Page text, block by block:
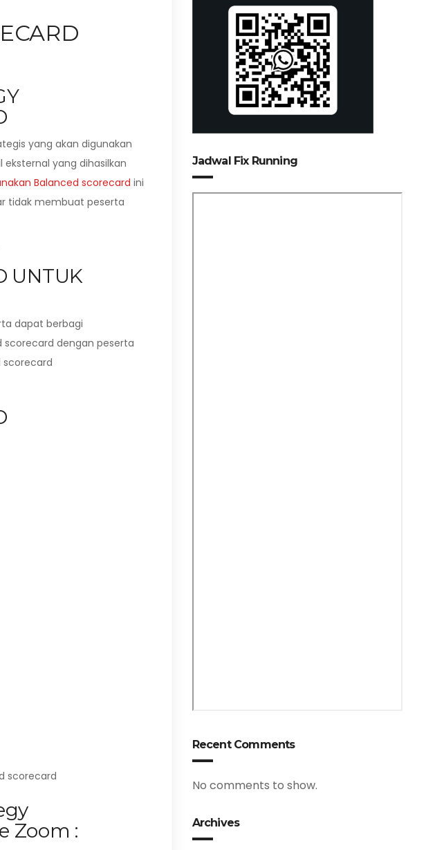
yang akan digunakan
yang dihasilkan
Balanced scorecard ini
tidak membuat peserta
UNTUK
dapat berbagi
dengan peserta
scorecard
scorecard
Zoom :
Jadwal Fix Running
Recent Comments
No comments to show.
Archives